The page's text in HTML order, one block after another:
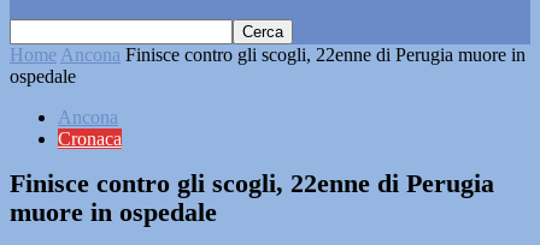
Home Ancona Finisce contro gli scogli, 22enne di Perugia muore in
ospedale
Ancona
Cronaca
Finisce contro gli scogli, 22enne di Perugia
muore in ospedale